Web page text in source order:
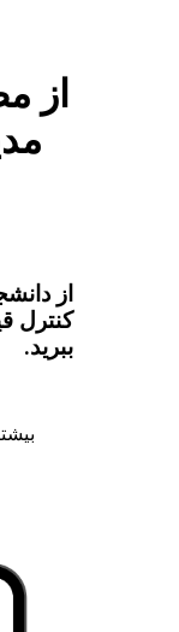
از
ببرید.